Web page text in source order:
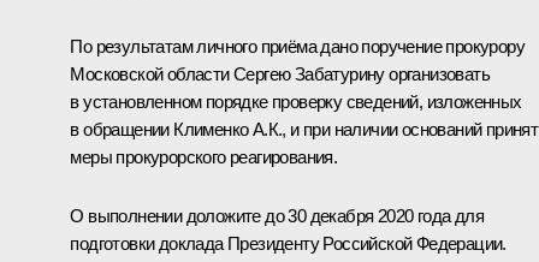
По результатам личного приёма дано поручение прокурору
Московской области Сергею Забатурину организовать
в установленном порядке проверку сведений, изложенных
в обращении Клименко А.К., и при наличии оснований
меры прокурорского реагирования.
О выполнении доложите до 30 декабря 2020 года для
подготовки доклада Президенту Российской Федерации.